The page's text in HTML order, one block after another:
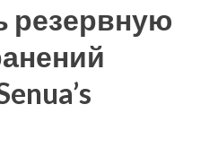
резервную